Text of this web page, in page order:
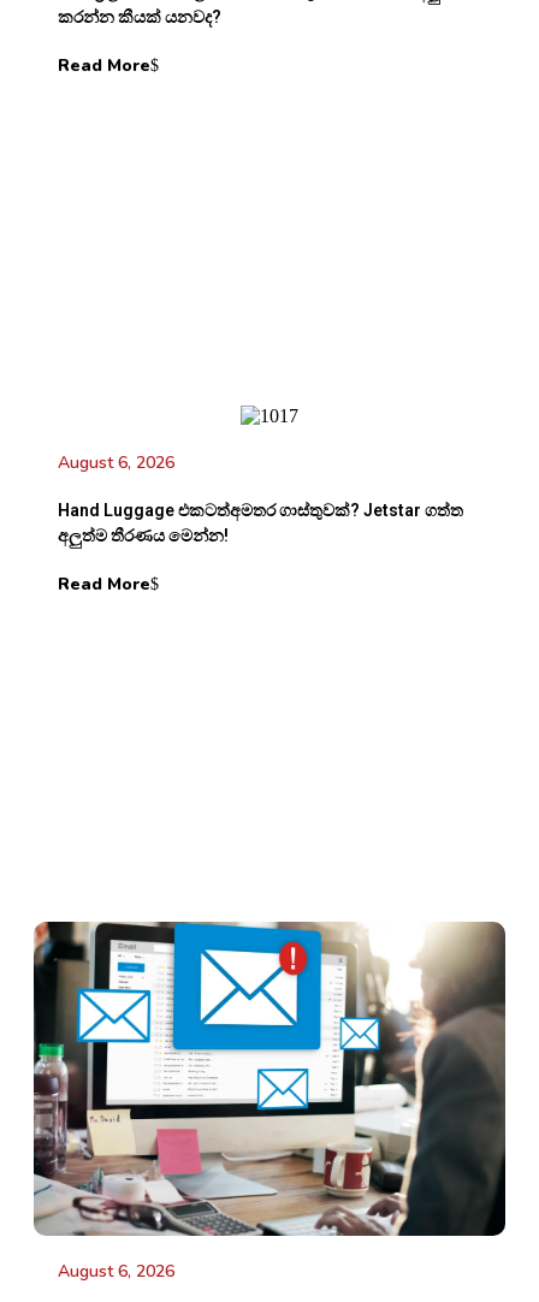
කරන්න කීයක් යනවද?
Read More
August 6, 2026
Hand Luggage එකටත්අමතර ගාස්තුවක්? Jetstar ගත්ත
අලුත්ම තීරණය මෙන්න!
Read More
August 6, 2026